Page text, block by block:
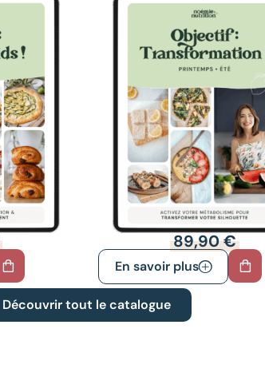
89,90€
En savoir plus
Découvrir tout le catalogue